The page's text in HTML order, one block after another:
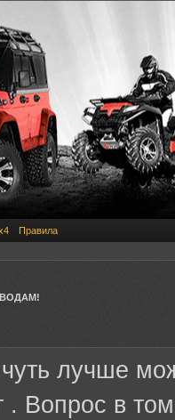
Правила
лучше
. Вопрос в